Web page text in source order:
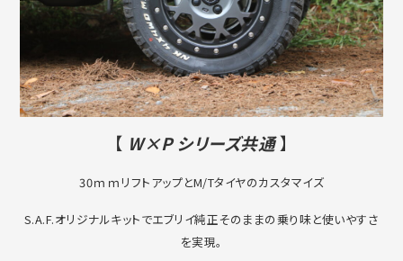
【 W×P シリーズ共通】
30ｍｍリフトアップとM/Tタイヤのカスタマイズ
S.A.F.オリジナルキットでエブリイ純正そのままの乗り味と使いやすさ
を実現。